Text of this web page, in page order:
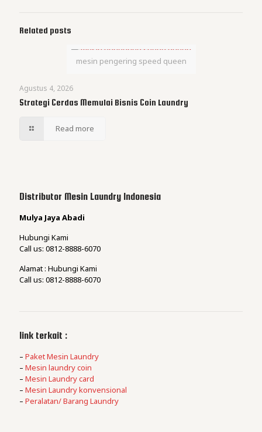
Related posts
mesin pengering speed queen
Agustus 4, 2026
Strategi Cerdas Memulai Bisnis Coin Laundry
Read more
Distributor Mesin Laundry Indonesia
Mulya Jaya Abadi
Hubungi Kami
Call us: 0812-8888-6070
Alamat : Hubungi Kami
Call us: 0812-8888-6070
link terkait :
– Paket Mesin Laundry
– Mesin laundry coin
– Mesin Laundry card
– Mesin Laundry konvensional
– Peralatan/ Barang Laundry